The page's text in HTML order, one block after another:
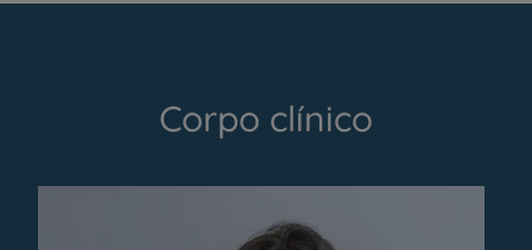
Corpo clínico